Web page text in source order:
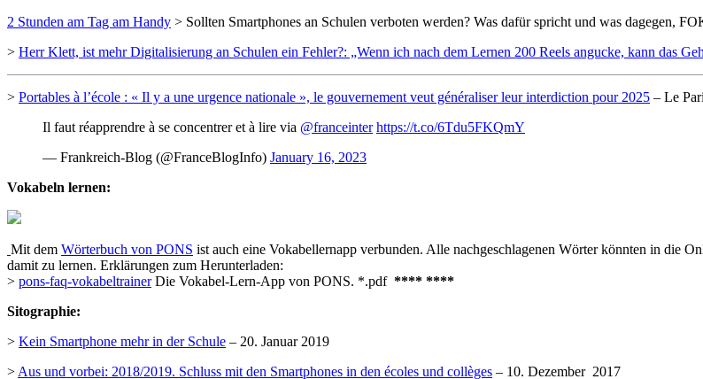
2 Stunden am Tag am Handy > Sollten Smartphones an Schulen verboten werden? Was dafür spricht und was dagegen,
> Herr Klett, ist mehr Digitalisierung an Schulen ein Fehler?: „Wenn ich nach dem Lernen 200 Reels angucke, kann das
> Portables à l’école : « Il y a une urgence nationale », le gouvernement veut généraliser leur interdiction pour 2025 – Le
Il faut réapprendre à se concentrer et à lire via @franceinter https://t.co/6Tdu5FKQmY
— Frankreich-Blog (@FranceBlogInfo) January 16, 2023
Vokabeln lernen:
Mit dem Wörterbuch von PONS ist auch eine Vokabellernapp verbunden. Alle nachgeschlagenen Wörter könnten in die
damit zu lernen. Erklärungen zum Herunterladen:
> pons-faq-vokabeltrainerDie Vokabel-Lern-App von PONS. *.pdf **** ****
Sitographie:
> Kein Smartphone mehr in der Schule – 20. Januar 2019
> Aus und vorbei: 2018/2019. Schluss mit den Smartphones in den écoles und collèges – 10. Dezember 2017